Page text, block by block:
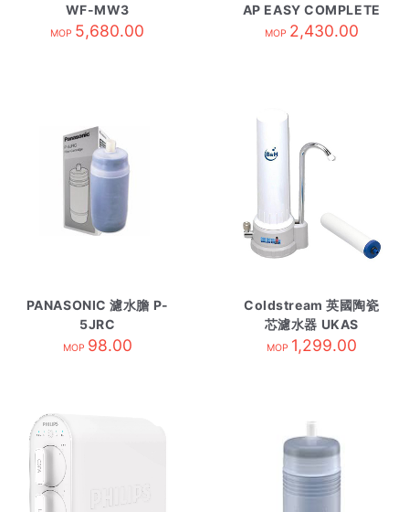
WF-MW3
MOP 5,680.00
AP EASY COMPLETE
DIY
MOP 2,430.00
PANASONIC 濾水膽 P-
5JRC
MOP 98.00
Coldstream 英國陶瓷
芯濾水器 UKAS
MOP 1,299.00